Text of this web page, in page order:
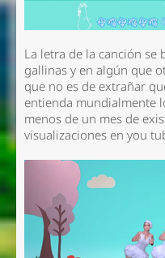
La letra de la canción se
gallinas y en algún que
que no es de extrañar
entienda mundialmente
menos de un mes de
visualizaciones en you